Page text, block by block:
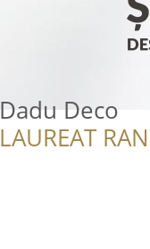
Dadu Deco
LAUREAT